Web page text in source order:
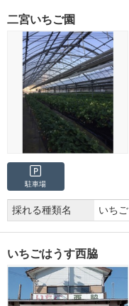
二宮いちご園
駐車場
採れる種類名 いちご
いちごはうす西脇